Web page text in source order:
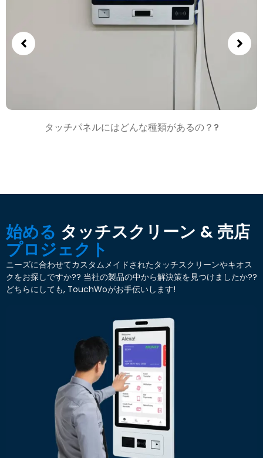
タッチパネルにはどんな種類があるの？?
始める タッチスクリーン & 売店
プロジェクト
ニーズに合わせてカスタムメイドされたタッチスクリーンやキオス
クをお探しですか?? 当社の製品の中から解決策を見つけましたか??
どちらにしても, TouchWoがお手伝いします!